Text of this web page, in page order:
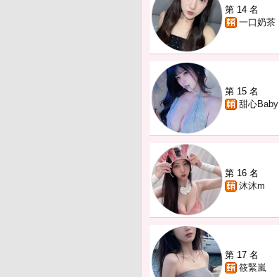
第 14 名
一口奶茶
第 15 名
甜心Baby
第 16 名
沐沐m
第 17 名
筱緊嵐